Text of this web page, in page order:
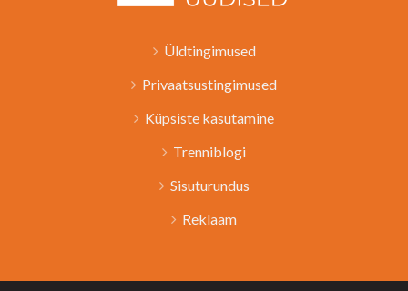
Üldtingimused
Privaatsustingimused
Küpsiste kasutamine
Trenniblogi
Sisuturundus
Reklaam